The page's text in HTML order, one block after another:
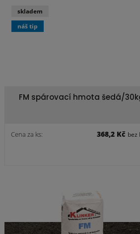
FM spárovací hmota šedá/
Cena za ks: 368,2 Kč bez
skladem
náš tip